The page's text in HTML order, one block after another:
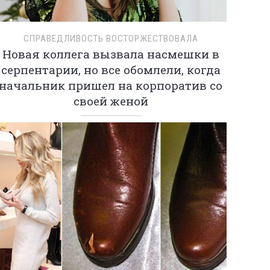
СПРАВЕДЛИВОСТЬ ВОСТОРЖЕСТВОВАЛА
Новая коллега вызвала насмешки в
серпентарии, но все обомлели, когда
пришел на корпоратив со
своей женой